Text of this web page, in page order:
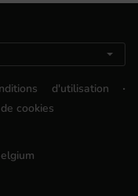
d'utilisation .
cookies